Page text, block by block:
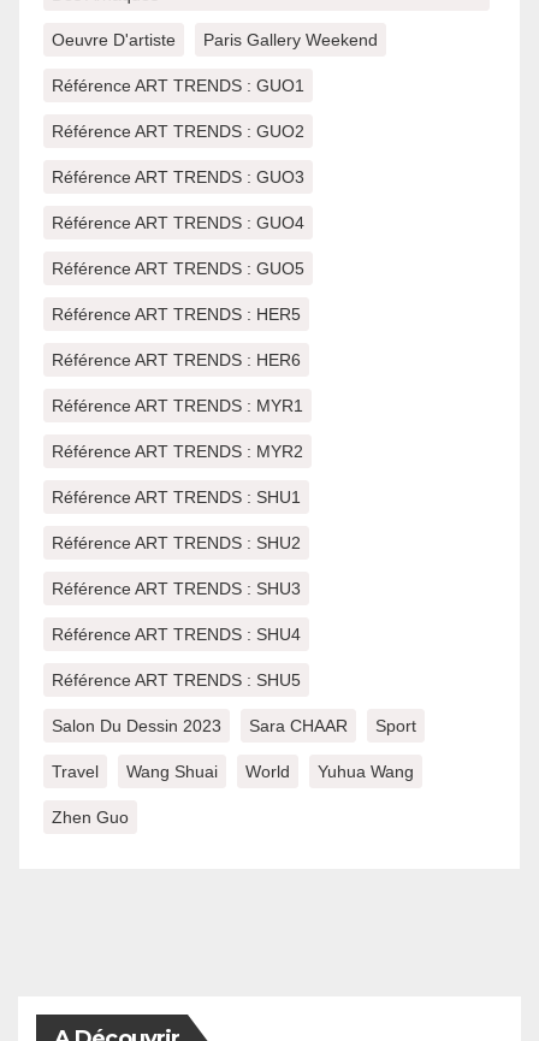
Oeuvre D'artiste Paris Gallery Weekend
Référence ART TRENDS : GUO1
Référence ART TRENDS : GUO2
Référence ART TRENDS : GUO3
Référence ART TRENDS : GUO4
Référence ART TRENDS : GUO5
Référence ART TRENDS : HER5
Référence ART TRENDS : HER6
Référence ART TRENDS : MYR1
Référence ART TRENDS : MYR2
Référence ART TRENDS : SHU1
Référence ART TRENDS : SHU2
Référence ART TRENDS : SHU3
Référence ART TRENDS : SHU4
Référence ART TRENDS : SHU5
Salon Du Dessin 2023 Sara CHAAR Sport
Travel Wang Shuai World Yuhua Wang
Zhen Guo